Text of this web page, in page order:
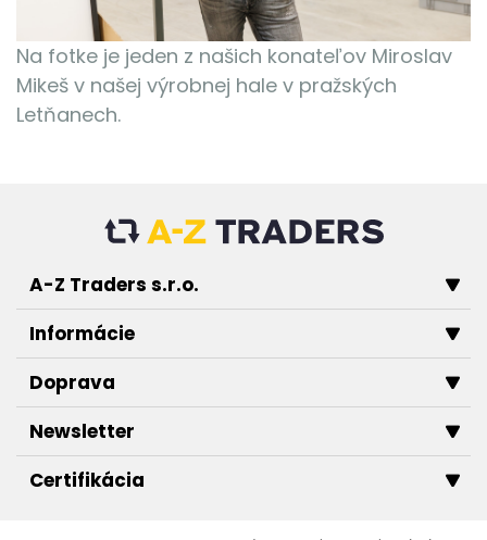
Na fotke je jeden z našich konateľov Miroslav
Mikeš v našej výrobnej hale v pražských
Letňanech.
A-Z Traders s.r.o.
Informácie
Doprava
Newsletter
Certifikácia